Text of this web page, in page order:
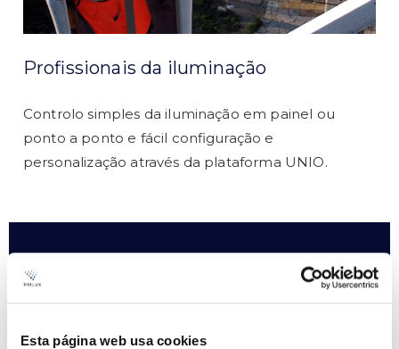
Esta página web usa cookies
Profissionais da iluminação
Controlo simples da iluminação em painel ou
ponto a ponto e fácil configuração e
personalização através da plataforma UNIO.
Soluções personalizadas